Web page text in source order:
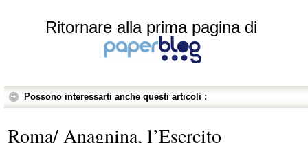
Ritornare alla prima pagina di
Possono interessarti anche questi articoli :
Roma/ Anagnina, l’Esercito